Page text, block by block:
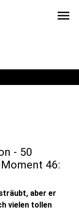
menu
- 50
46:
aber er
vielen tollen